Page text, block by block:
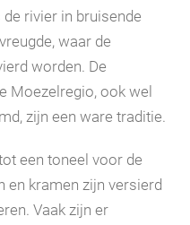
rivier in bruisende
waar de
worden. De
Moezelregio, ook wel
zijn een ware traditie.
een toneel voor de
en kramen zijn versierd
Vaak zijn er